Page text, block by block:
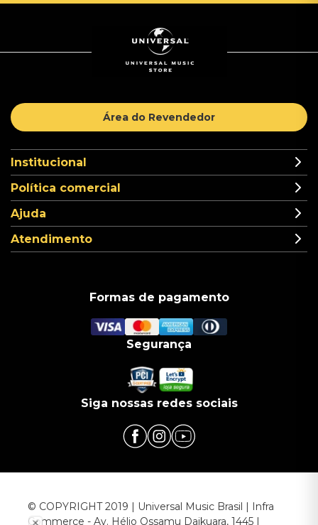
Área do Revendedor
Institucional
Política comercial
Ajuda
Atendimento
Formas de pagamento
Segurança
Siga nossas redes sociais
© COPYRIGHT 2019 | Universal Music Brasil | Infra
Commerce - Av. Hélio Ossamu Daikuara, 1445 |